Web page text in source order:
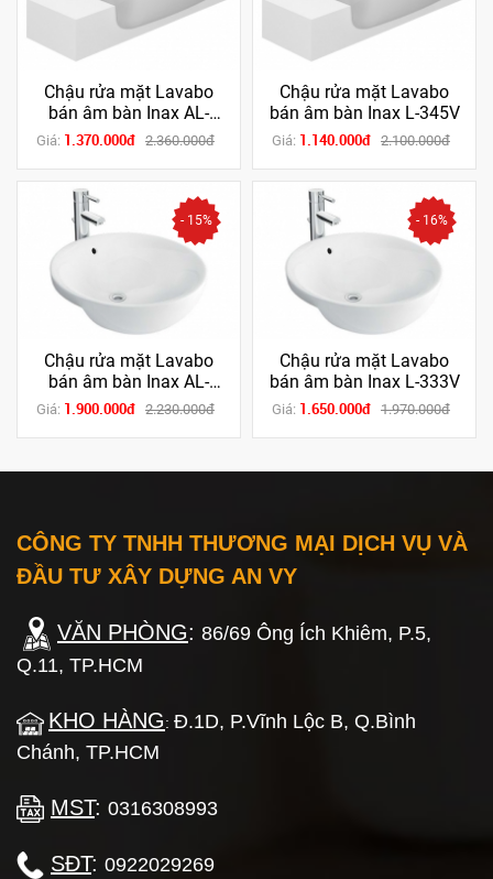
Chậu rửa mặt Lavabo
bán âm bàn Inax AL-
345V (Men AQUA
Giá: 1.370.000đ 2.360.000đ
Chậu rửa mặt Lavabo
bán âm bàn Inax L-345V
Giá: 1.140.000đ 2.100.000đ
- 15%
Chậu rửa mặt Lavabo
bán âm bàn Inax AL-
333V (Men AQUA
Giá: 1.900.000đ 2.230.000đ
- 16%
Chậu rửa mặt Lavabo
bán âm bàn Inax L-333V
Giá: 1.650.000đ 1.970.000đ
CÔNG TY TNHH THƯƠNG MẠI DỊCH VỤ VÀ
ĐẦU TƯ XÂY DỰNG AN VY
VĂN PHÒNG: 86/69 Ông Ích Khiêm, P.5,
Q.11, TP.HCM
KHO HÀNG: Đ.1D, P.Vĩnh Lộc B, Q.Bình
Chánh, TP.HCM
MST: 0316308993
SĐT: 0922029269